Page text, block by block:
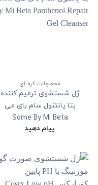
محصولات کره ای
ژل شستشوی ترمیم کننده
بتا پانتنول سام بای می
Some By Mi Beta
Panthenol Repair Gel
پیام دهید